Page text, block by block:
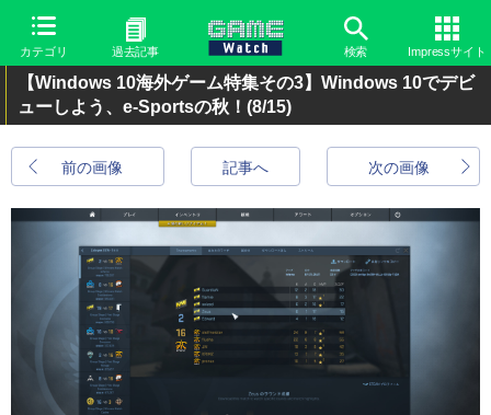
カテゴリ 過去記事 検索 Impressサイト
【Windows 10海外ゲーム特集その3】Windows 10でデビ
ューしよう、e-Sportsの秋！ (8/15)
前の画像 次の画像
記事へ